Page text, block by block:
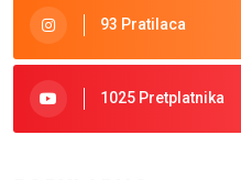
93 Pratilaca
1025 Pretplatnika